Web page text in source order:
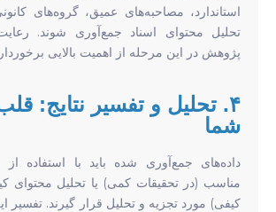
استاندارد، مصاحبه‌های عمیق، گروه‌های
تحلیل محتوای اسناد جمع‌آوری شوند.
پژوهش در این مرحله از اهمیت بالایی
۴. تحلیل و تفسیر نتایج:
شما
داده‌های جمع‌آوری شده باید با استفاده
مناسب (در تحقیقات کمی) یا تحلیل محتوای
کیفی) مورد تجزیه و تحلیل قرار گیرند. تفسیر